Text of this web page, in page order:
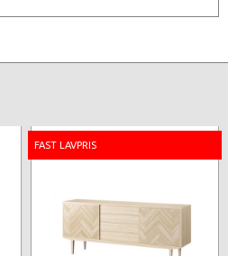
FAST LAVPRIS